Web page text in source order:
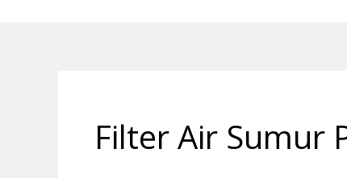
Filter Air Sumur